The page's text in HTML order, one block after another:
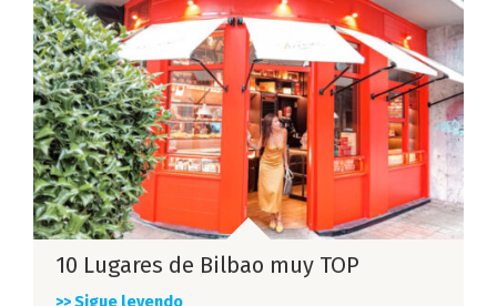
10 Lugares de Bilbao muy TOP
>> Sigue leyendo